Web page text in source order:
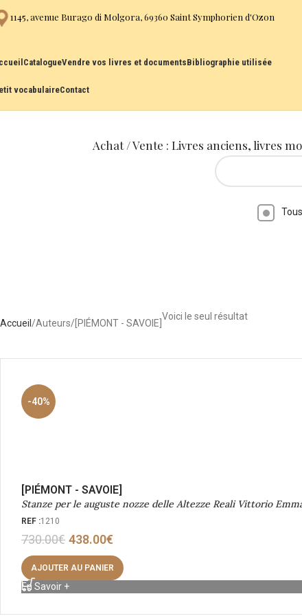
1145, avenue Burago di Molgora, 69360 Saint Symphorien d'Ozon
CatalogueVendre vos livres et documentsBibliographie utilisée
vocabulaireContact
Achat / Vente : Livres anciens, livres
Tous
Accueil Auteurs [PIÉMONT - SAVOIE]
Voici le seul résultat
-40%
[PIÉMONT - SAVOIE]
Stanze per le auguste nozze delle Altezze Reali Vittorio
REF :1210
730.00€ 438.00€
AJOUTER AU PANIER
En Savoir +